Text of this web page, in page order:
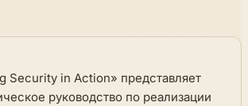
Security in Action» представляет
руководство по реализации